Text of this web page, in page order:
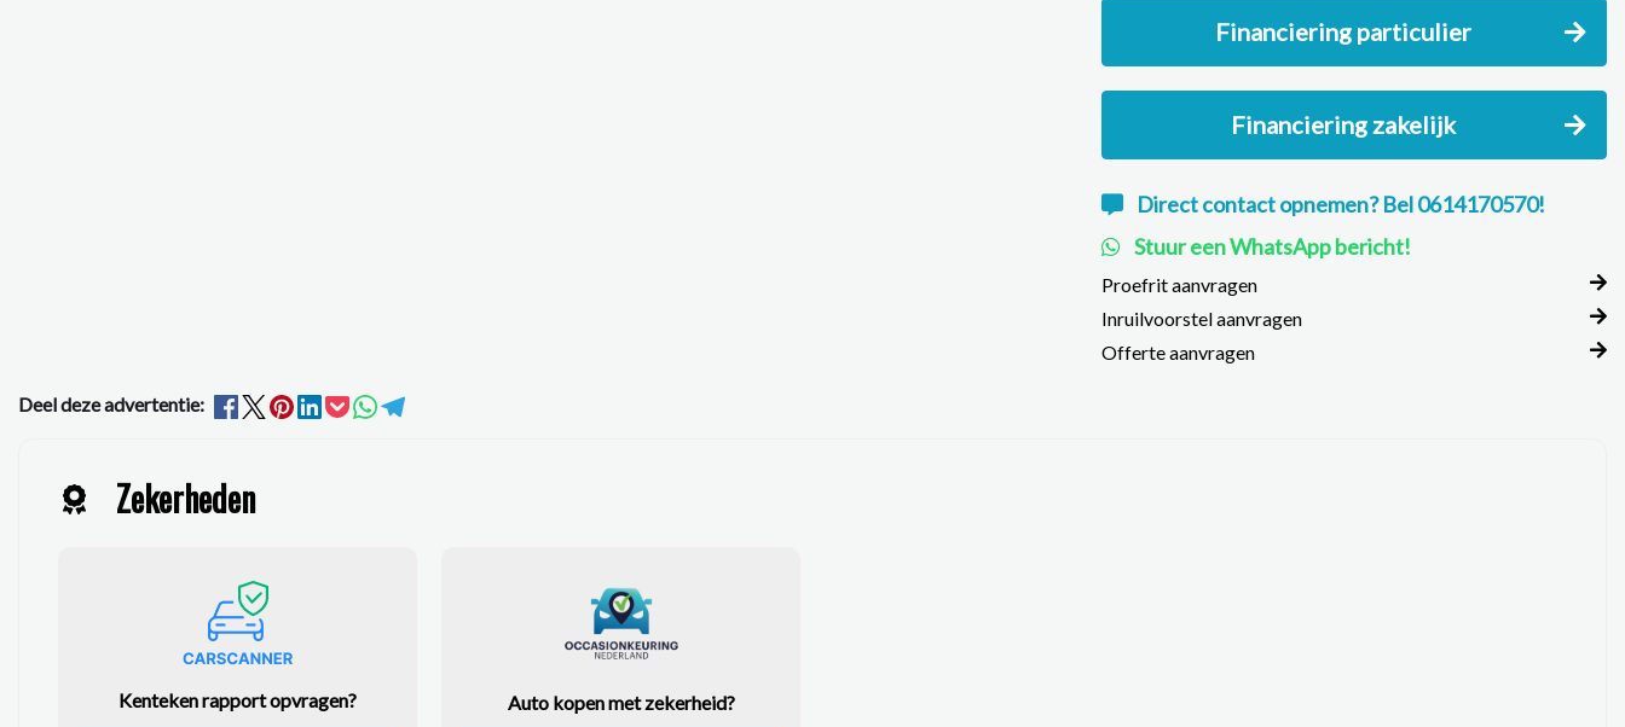
Financiering particulier
Financiering zakelijk
Direct contact opnemen? Bel 0614170570!
Stuur een WhatsApp bericht!
Proefrit aanvragen
Inruilvoorstel aanvragen
Offerte aanvragen
Deel deze advertentie:
Zekerheden
Kenteken rapport opvragen? Auto kopen met zekerheid?